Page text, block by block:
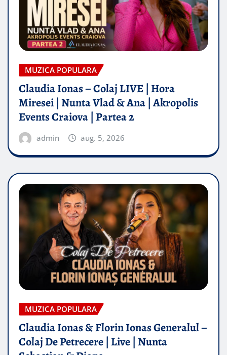
MUZICA POPULARA
Claudia Ionas – Colaj LIVE | Hora
Miresei | Nunta Vlad & Ana | Akropolis
Events Craiova | Partea 2
admin aug. 5, 2026
MUZICA POPULARA
Claudia Ionas & Florin Ionas Generalul –
Colaj De Petrecere | Live | Nunta